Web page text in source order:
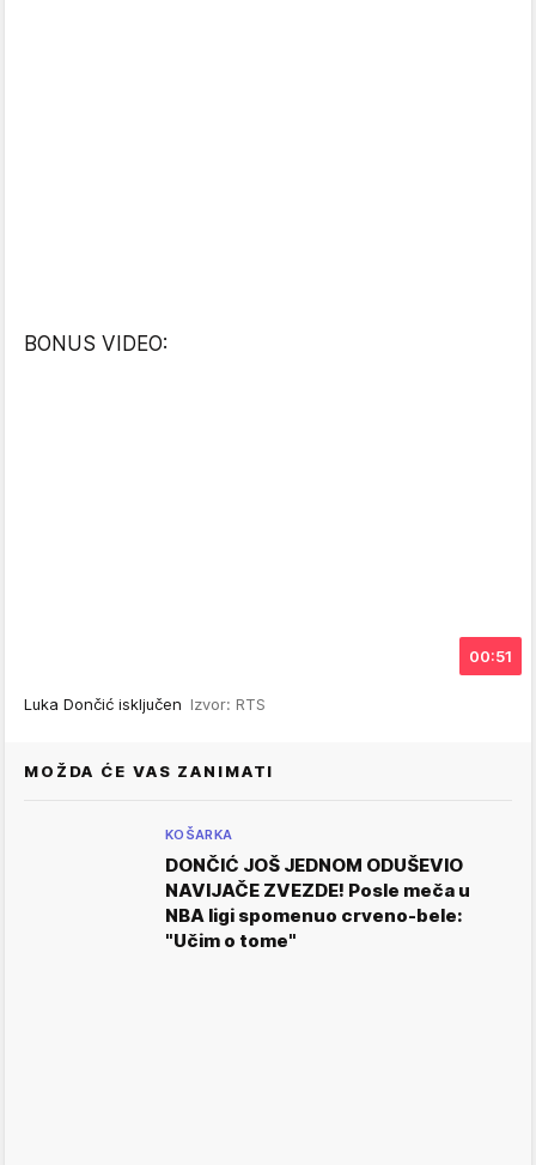
BONUS VIDEO:
00:51
Luka Dončić isključen Izvor: RTS
MOŽDA ĆE VAS ZANIMATI
KOŠARKA
DONČIĆ JOŠ JEDNOM ODUŠEVIO
NAVIJAČE ZVEZDE! Posle meča u
NBA ligi spomenuo crveno-bele:
"Učim o tome"